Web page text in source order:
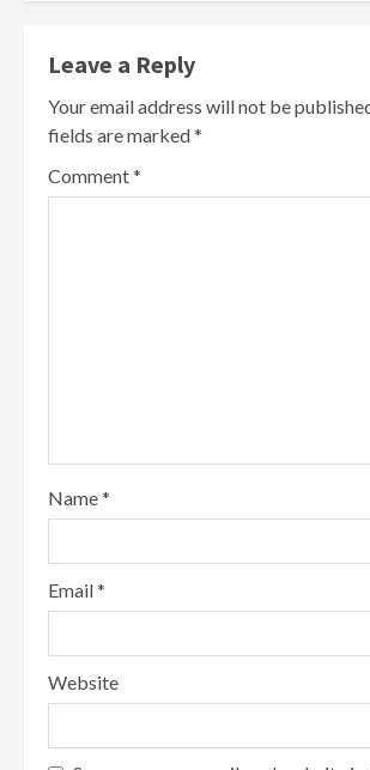
Leave a Reply
Your email address will not be
fields are marked*
Comment*
Name*
Email*
Website